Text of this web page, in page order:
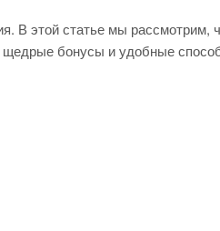
В этой статье мы рассмотрим,
бонусы и удобные